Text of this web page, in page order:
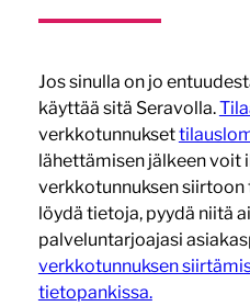
Jos sinulla on jo
käyttää sitä Seravolla.
verkkotunnukset
lähettämisen jälkeen voit
verkkotunnuksen
löydä tietoja, pyydä niitä
palveluntarjoajasi
verkkotunnuksen
tietopankissa.